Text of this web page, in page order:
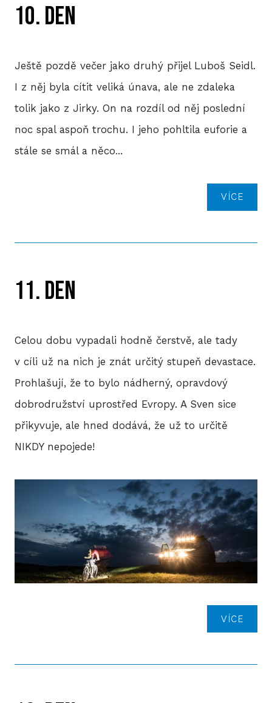
10. DEN
Ještě pozdě večer jako druhý přijel Luboš Seidl.
I z něj byla cítit veliká únava, ale ne zdaleka
tolik jako z Jirky. On na rozdíl od něj poslední
noc spal aspoň trochu. I jeho pohltila euforie a
stále se smál a něco...
VÍCE
11. DEN
Celou dobu vypadali hodně čerstvě, ale tady
v cíli už na nich je znát určitý stupeň devastace.
Prohlašují, že to bylo nádherný, opravdový
dobrodružství uprostřed Evropy. A Sven sice
přikyvuje, ale hned dodává, že už to určitě
NIKDY nepojede!
VÍCE